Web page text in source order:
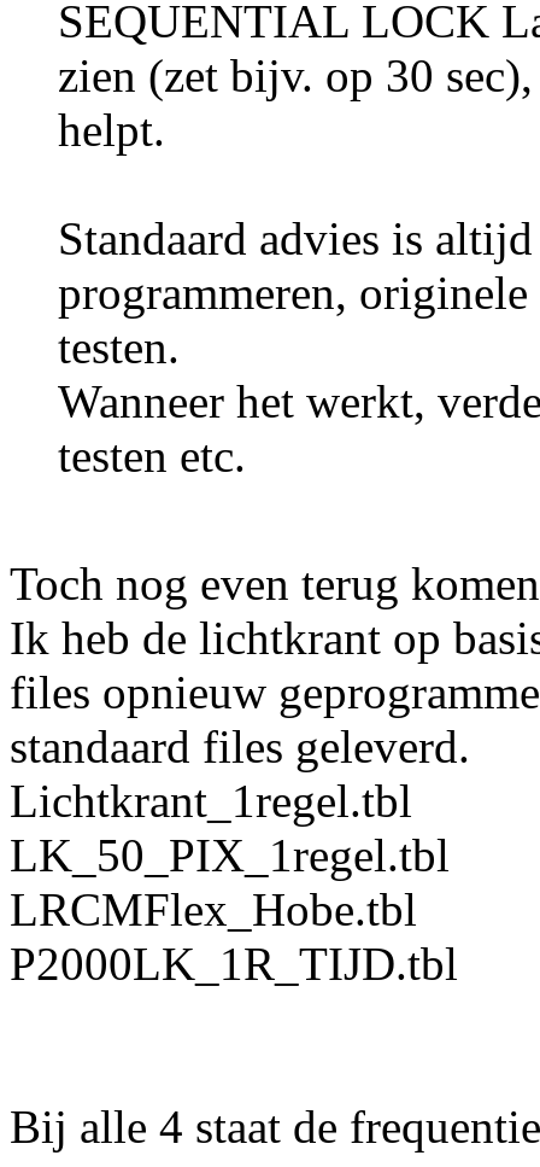
SEQUENTIAL LOCK
zien (zet bijv. op 30
helpt.
Standaard advies is
programmeren,
testen.
Wanneer het werkt,
testen etc.
Toch nog even terug
Ik heb de lichtkrant op
files opnieuw
standaard files geleverd.
Lichtkrant_1regel.tbl
LK_50_PIX_1regel.tbl
LRCMFlex_Hobe.tbl
P2000LK_1R_TIJD.tbl
Bij alle 4 staat de